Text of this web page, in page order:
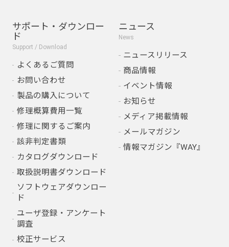
サポート・ダウンロー
ド
Support / Download
よくあるご質問
お問い合わせ
製品の購入について
修理概算費用一覧
修理に関するご案内
該非判定書類
カタログダウンロード
取扱説明書ダウンロード
ソフトウェアダウンロー
ド
ユーザ登録・アンケート
調査
校正サービス
ニュース
News
ニュースリリース
商品情報
イベント情報
お知らせ
メディア掲載情報
メールマガジン
情報マガジン『WAY』